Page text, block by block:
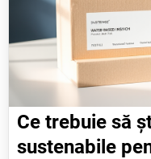
Ce trebuie să
sustenabile